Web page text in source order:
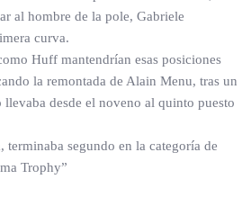
al hombre de la pole, Gabriele
curva.
Huff mantendrían esas posiciones
la remontada de Alain Menu, tras un
desde el noveno al quinto puesto
terminaba segundo en la categoría de
Trophy”